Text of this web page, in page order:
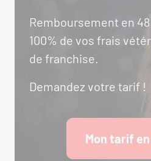
Remboursement en 48
100% de vos frais
de franchise.
Demandez votre tarif !
Mon tarif en